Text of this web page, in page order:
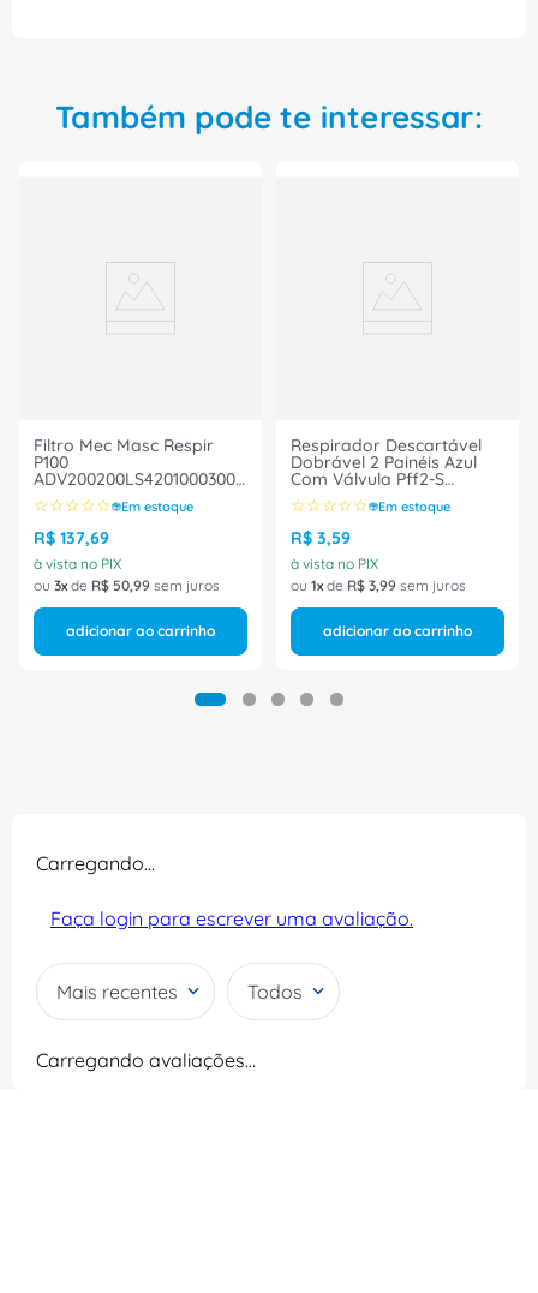
Também pode te interessar:
Filtro Mec Masc Respir
P100
ADV200200LS42010003000TWIN
- Msa
☆☆☆☆☆ Em estoque
R$ 137,69
à vista no PIX
ou 3 de R$ 50,99 sem juros
adicionar ao carrinho
Respirador Descartável
Dobrável 2 Painéis Azul
Com Válvula Pff2-S
Maskface 515106 Air
Safety
☆☆☆☆☆ Em estoque
R$ 3,59
à vista no PIX
ou 1 de R$ 3,99 sem juros
adicionar ao carrinho
Carregando…
Faça login para escrever uma avaliação.
Mais recentes Todos
Carregando avaliações…